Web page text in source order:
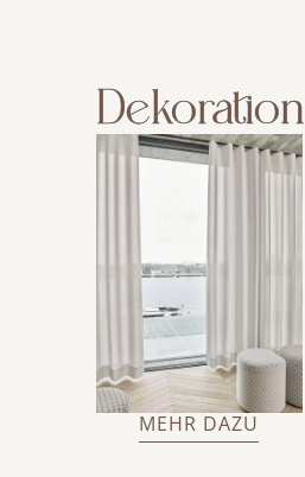
Dekoration
MEHR DAZU